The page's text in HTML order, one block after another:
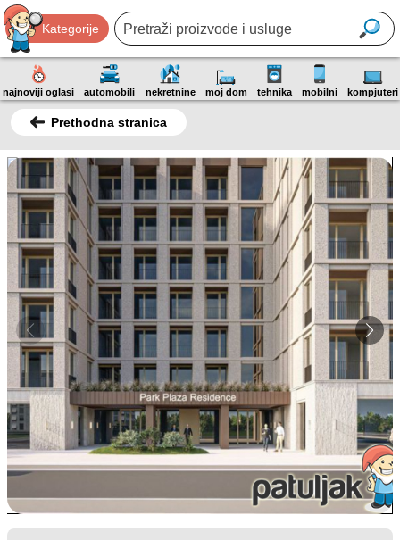
Kategorije
najnoviji oglasi automobili nekretnine moj dom tehnika mobilni kompjuteri
Prethodna stranica